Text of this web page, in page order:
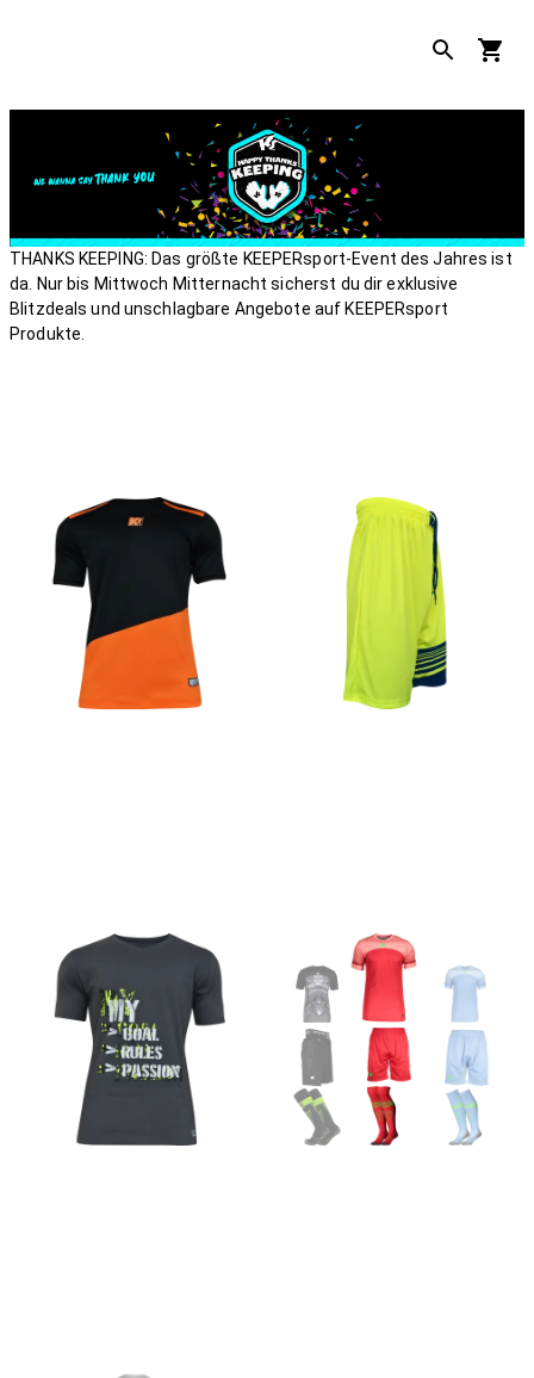
THANKS KEEPING: Das größte KEEPERsport-Event des Jahres ist
da. Nur bis Mittwoch Mitternacht sicherst du dir exklusive
Blitzdeals und unschlagbare Angebote auf KEEPERsport
Produkte.